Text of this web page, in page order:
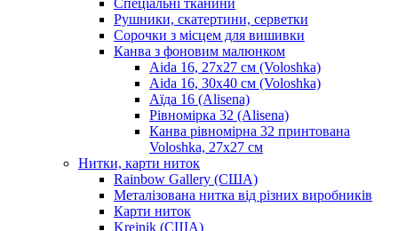
Рушники, скатертини, серветки
Сорочки з місцем для вишивки
Канва з фоновим малюнком
Aida 16, 27х27 см (Voloshka)
Aida 16, 30х40 см (Voloshka)
Аїда 16 (Alisena)
Рівномірка 32 (Alisena)
Канва рівномірна 32 принтована
Voloshka, 27х27 см
Нитки, карти ниток
Rainbow Gallery (США)
Металізована нитка від різних виробників
Карти ниток
Kreinik (США)